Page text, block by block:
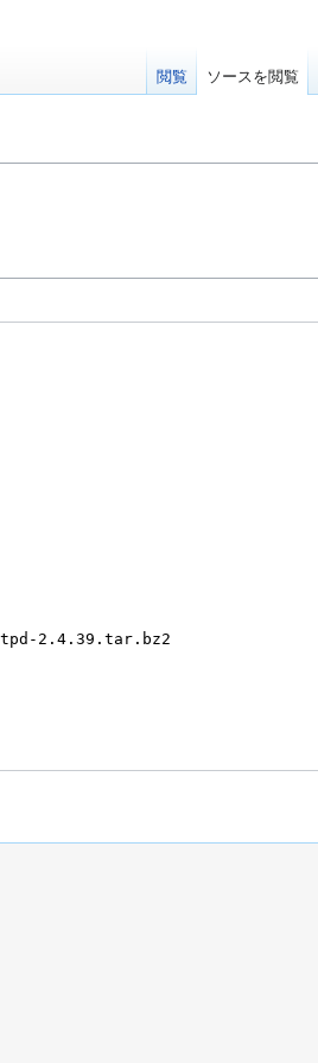
閲覧 ソースを閲覧